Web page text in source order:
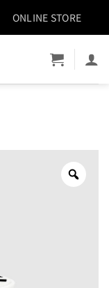
ONLINE STORE